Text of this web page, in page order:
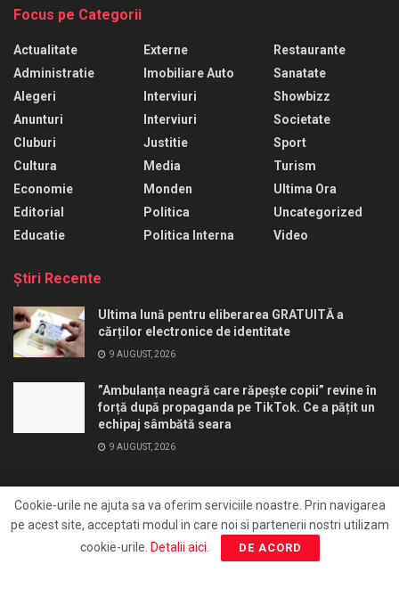
Focus pe Categorii
Actualitate
Administratie
Alegeri
Anunturi
Cluburi
Cultura
Economie
Editorial
Educatie
Externe
Imobiliare Auto
Interviuri
Interviuri
Justitie
Media
Monden
Politica
Politica Interna
Restaurante
Sanatate
Showbizz
Societate
Sport
Turism
Ultima Ora
Uncategorized
Video
Ştiri Recente
Ultima lună pentru eliberarea GRATUITĂ a
cărților electronice de identitate
9 AUGUST, 2026
”Ambulanța neagră care răpește copii” revine în
forță după propaganda pe TikTok. Ce a pățit un
echipaj sâmbătă seara
9 AUGUST, 2026
Redactie Editia print
FocusAds
Cookie-urile ne ajuta sa va oferim serviciile noastre. Prin navigarea
pe acest site, acceptati modul in care noi si partenerii nostri utilizam
cookie-urile. Detalii aici DE ACORD